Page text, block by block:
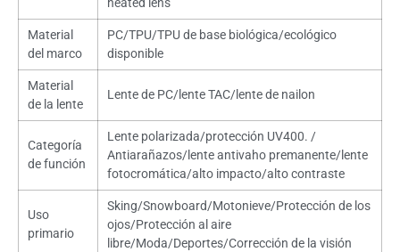
heated lens
Material
del marco
PC/TPU/TPU de base biológica/ecológico
disponible
Material
de la lente
Lente de PC/lente TAC/lente de nailon
Categoría
de función
Lente polarizada/protección UV400. /
Antiarañazos/lente antivaho premanente/lente
fotocromática/alto impacto/alto contraste
Uso
primario
Sking/Snowboard/Motonieve/Protección de los
ojos/Protección al aire
libre/Moda/Deportes/Corrección de la visión